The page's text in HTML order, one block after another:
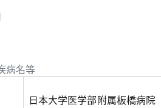
病名等
日本大学医学部附属板橋病院